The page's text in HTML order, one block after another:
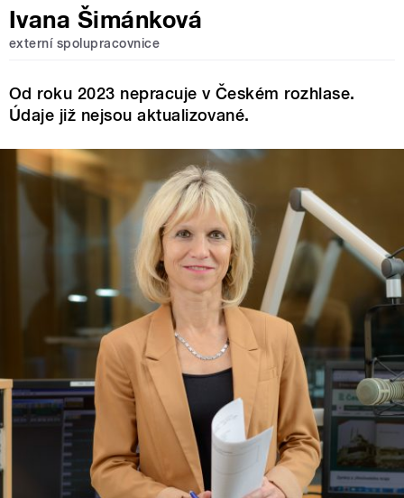
Ivana Šimánková
externí spolupracovnice
Od roku 2023 nepracuje v Českém rozhlase.
Údaje již nejsou aktualizované.